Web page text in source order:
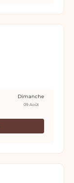
Dimanche
09 Août